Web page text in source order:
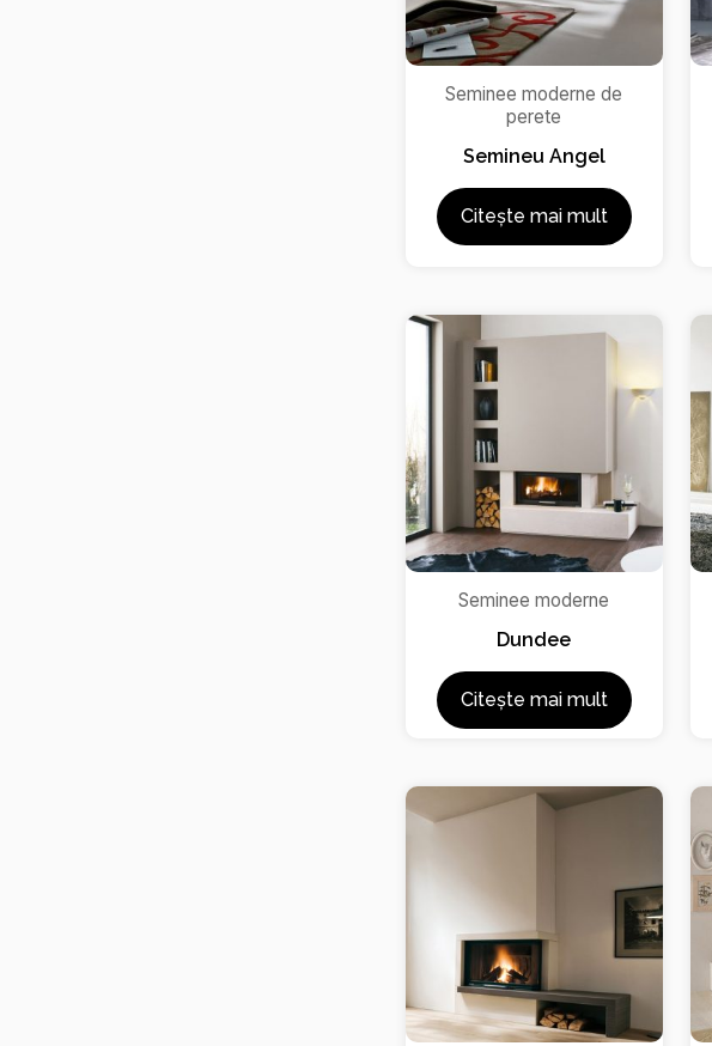
Seminee moderne de
perete
Semineu Angel
Citește mai mult
Seminee moderne
Dundee
Citește mai mult